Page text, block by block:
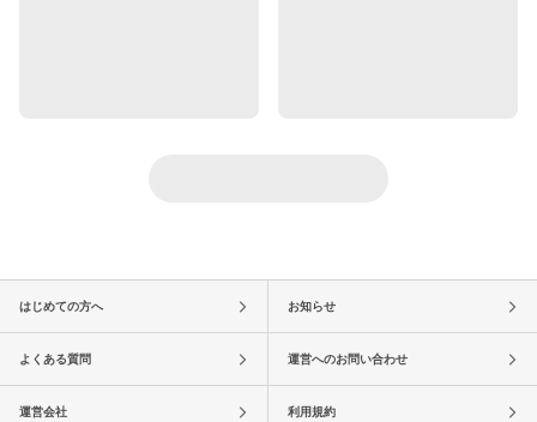
はじめての方へ お知らせ
よくある質問 運営へのお問い合わせ
運営会社 利用規約